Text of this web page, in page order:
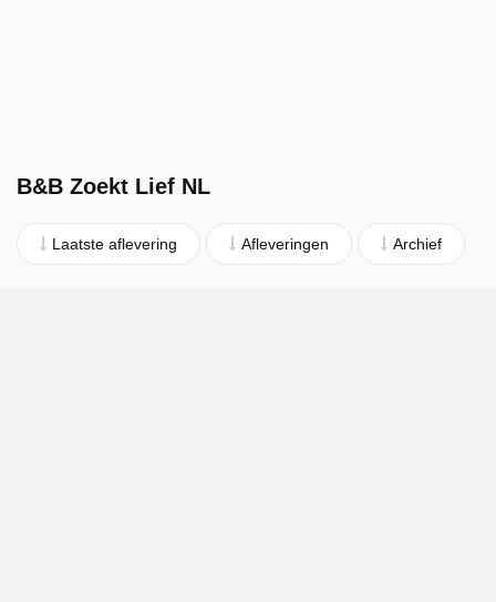
B&B Zoekt Lief NL
Laatste aflevering Afleveringen Archief